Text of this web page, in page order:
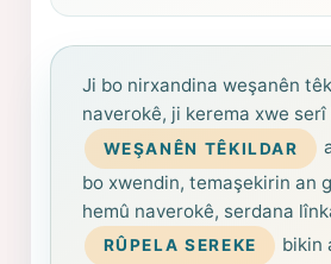
Ji bo nirxandina weşanên
naverokê, ji kerema xwe serî
WEŞANÊN TÊKILDAR
bo xwendin, temaşekirin an
hemû naverokê, serdana
RÛPELA SEREKE
bikin